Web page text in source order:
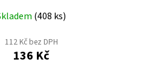
(408 ks)
112 Kč bez DPH
136 Kč